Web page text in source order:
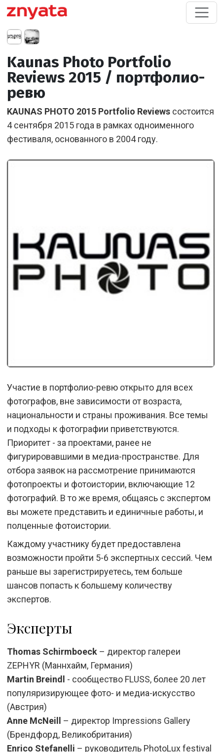
Kaunas Photo Portfolio
Reviews 2015 / портфолио-
ревю
KAUNAS PHOTO 2015 Portfolio Reviews состоится
4 сентября 2015 года в рамках одноименного
фестиваля, основанного в 2004 году.
Участие в портфолио-ревю открыто для всех
фотографов, вне зависимости от возраста,
национальности и страны проживания. Все темы
и подходы к фотографии приветствуются.
Приоритет - за проектами, ранее не
фигурировавшими в медиа-пространстве. Для
отбора заявок на рассмотрение принимаются
фотопроекты и фотоистории, включающие 12
фотографий. В то же время, общаясь с экспертом
вы можете представить и единичные работы, и
полценные фотоистории.
Каждому участнику будет предоставлена
возможности пройти 5-6 экспертных сессий. Чем
раньше вы зарегистрируетесь, тем больше
шансов попасть к большему количеству
экспертов.
Эксперты
Thomas Schirmboeck– директор галереи
ZEPHYR (Маннхайм, Германия)
Martin Breindl
- сообщество FLUSS, более 20 лет
популяризирующее фото- и медиа-искусство
(Австрия)
Anne McNeill
– директор Impressions Gallery
(Брендфорд, Великобритания)
Enrico Stefanelli – руководитель PhotoLux festival